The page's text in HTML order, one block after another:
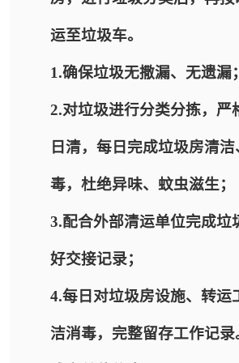
运至垃圾车。
1.确保垃圾无撒漏、无遗漏；
2.对垃圾进行分类分拣，严
日清，每日完成垃圾房清
毒，杜绝异味、蚊虫滋生；
3.配合外部清运单位完成垃
好交接记录；
4.每日对垃圾房设施、转运
洁消毒，完整留存工作记录